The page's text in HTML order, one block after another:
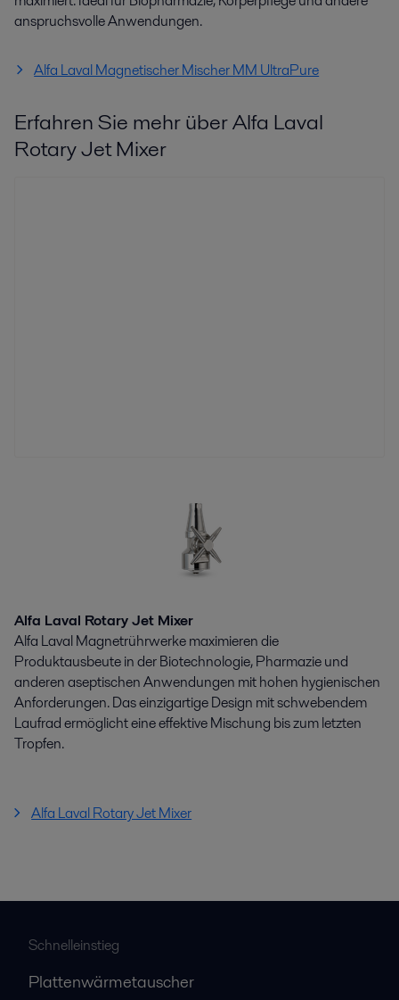
anspruchsvolle Anwendungen.
Alfa Laval Magnetischer Mischer MM UltraPure
Erfahren Sie mehr über Alfa Laval
Rotary Jet Mixer
Alfa Laval Rotary Jet Mixer
Alfa Laval Magnetrührwerke maximieren die
Produktausbeute in der Biotechnologie, Pharmazie und
anderen aseptischen Anwendungen mit hohen hygienischen
Anforderungen. Das einzigartige Design mit schwebendem
Laufrad ermöglicht eine effektive Mischung bis zum letzten
Tropfen.
Alfa Laval Rotary Jet Mixer
Schnelleinstieg
Plattenwärmetauscher